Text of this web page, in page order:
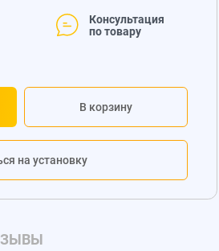
Консультация
по товару
В корзину
на установку